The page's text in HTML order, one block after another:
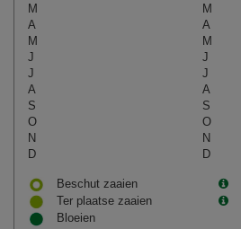
M
M
A
A
M
M
J
J
J
J
A
A
S
S
O
O
N
N
D
D
Beschut zaaien
Ter plaatse zaaien
Bloeien